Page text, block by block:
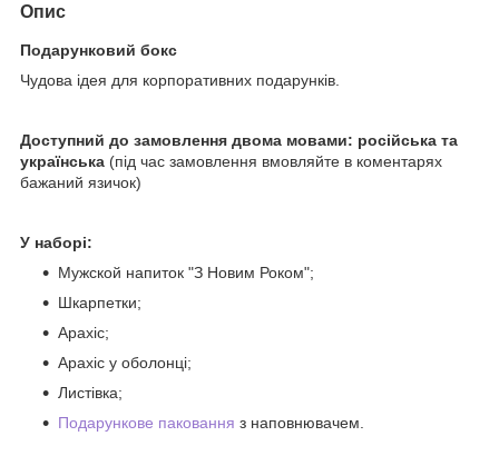
Опис
Подарунковий бокс
Чудова ідея для корпоративних подарунків.
Доступний до замовлення двома мовами: російська та
українська (під час замовлення вмовляйте в коментарях
бажаний язичок)
У наборі:
Мужской напиток "З Новим Роком";
Шкарпетки;
Арахіс;
Арахіс у оболонці;
Листівка;
Подарункове паковання з наповнювачем.